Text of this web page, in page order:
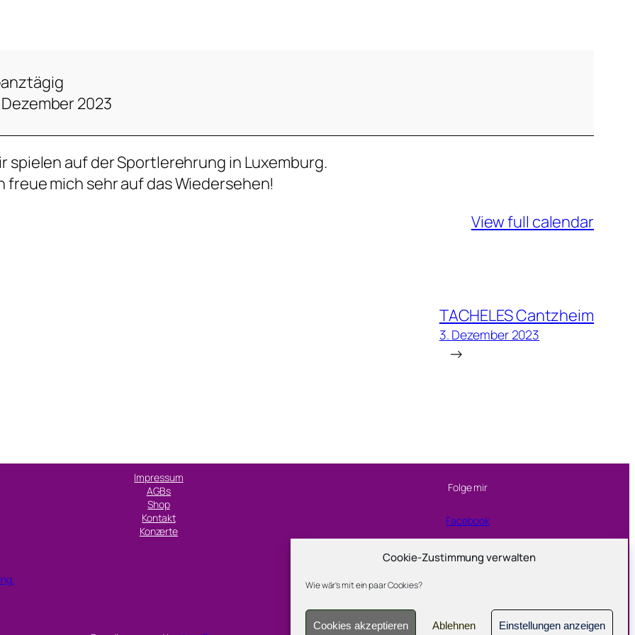
Cookie-Zustimmung verwalten
Wie wär's mit ein paar Cookies?
Cookies akzeptieren Ablehnen Einstellungen anzeigen
Dezember 2023
spielen auf der Sportlerehrung in Luxemburg.
freue mich sehr auf das Wiedersehen!
View full calendar
TACHELES Cantzheim
3. Dezember 2023
→
Impressum
AGBs
Shop
Kontakt
Konzerte
Folge mir
Facebook
Instagram